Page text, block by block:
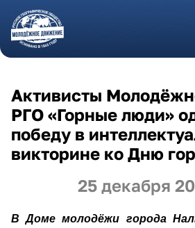
Перейти к основному содержанию
25 декабря
Активисты
РГО «Горные люди»
победу в
викторине ко Дню
В Доме молодёжи города